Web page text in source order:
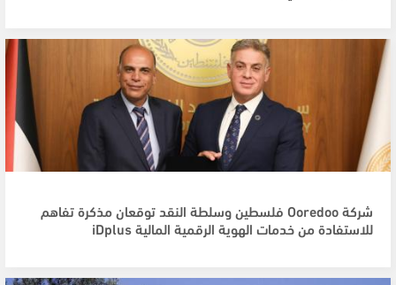
شركة Ooredoo فلسطين وسلطة النقد توقعان مذكرة تفاهم
للاستفادة من خدمات الهوية الرقمية المالية iDplus